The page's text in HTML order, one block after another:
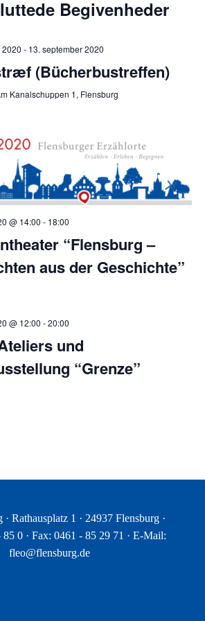
og
Begivenheder
2020 - 13. september 2020
(Bücherbustreffen)
Kanalschuppen 1, Flensburg
@ 14:00 - 18:00
“Flensburg –
aus der Geschichte”
@ 12:00 -20:00
und
“Grenze”
· Rathausplatz 1 · 24937 Flensburg ·
0 · Fax: 0461 - 85 29 71 · E-Mail:
fleo@flensburg.de